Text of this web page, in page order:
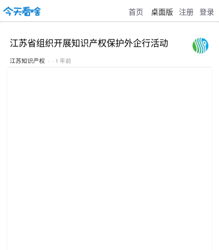
首页 桌面版 注册 登录
江苏省组织开展知识产权保护外企行活动
江苏知识产权 · · 1 年前